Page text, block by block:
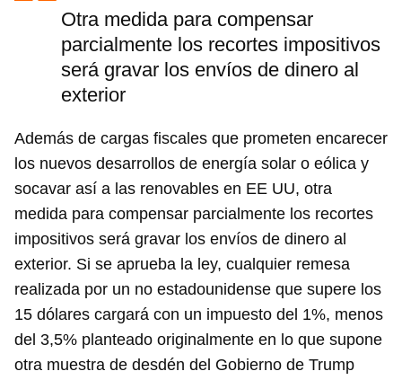
Otra medida para compensar
parcialmente los recortes impositivos
será gravar los envíos de dinero al
exterior
Además de cargas fiscales que prometen encarecer
los nuevos desarrollos de energía solar o eólica y
socavar así a las renovables en EE UU, otra
medida para compensar parcialmente los recortes
impositivos será gravar los envíos de dinero al
exterior. Si se aprueba la ley, cualquier remesa
realizada por un no estadounidense que supere los
15 dólares cargará con un impuesto del 1%, menos
del 3,5% planteado originalmente en lo que supone
otra muestra de desdén del Gobierno de Trump